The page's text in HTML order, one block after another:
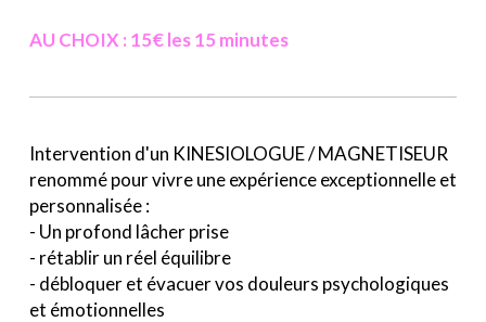
AU CHOIX : 15€ les 15 minutes
Intervention d'un KINESIOLOGUE / MAGNETISEUR
renommé pour vivre une expérience exceptionnelle et
personnalisée :
- Un profond lâcher prise
- rétablir un réel équilibre
- débloquer et évacuer vos douleurs psychologiques
et émotionnelles